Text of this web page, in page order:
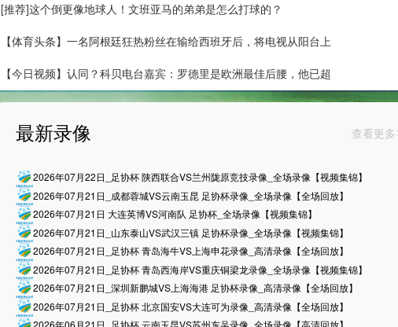
[推荐]这个倒更像地球人！文班亚马的弟弟是怎么打球的？
【体育头条】一名阿根廷狂热粉丝在输给西班牙后，将电视从阳台上
【今日视频】认同？科贝电台嘉宾：罗德里是欧洲最佳后腰，他已超
最新录像 查看更多
2026年07月22日_足协杯 陕西联合VS兰州陇原竞技录像_全场录像【视频集锦】
2026年07月21日_成都蓉城VS云南玉昆 足协杯录像_全场录像【全场回放】
2026年07月21日 大连英博VS河南队 足协杯_全场录像【视频集锦】
2026年07月21日_山东泰山VS武汉三镇 足协杯录像_全场录像【视频集锦】
2026年07月21日_足协杯 青岛海牛VS上海申花录像_高清录像【全场回放】
2026年07月21日_足协杯 青岛西海岸VS重庆铜梁龙录像_全场录像【视频集锦】
2026年07月21日_深圳新鹏城VS上海海港 足协杯录像_高清录像【全场回放】
2026年07月21日_足协杯 北京国安VS大连可为录像_高清录像【全场回放】